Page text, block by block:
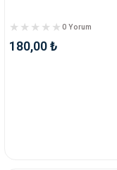
0 Yorum
180,00 ₺